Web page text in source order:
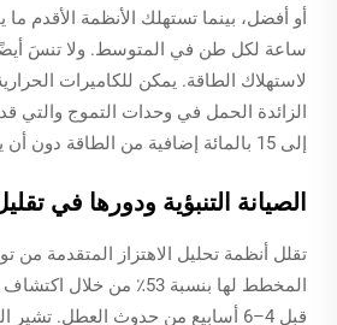
ساعة لكل طن في المتوسط. ولا تنسَ
لاستهلاك الطاقة. يمكن للكاميرات
إلى 15 بالمائة إضافية من الطاقة دون أن يلاحظها أحد.
الصيانة التنبؤية ودورها في
تقلل أنظمة تحليل الاهتزاز المتقدمة من
المخطط لها بنسبة 53٪ من
قبل 4–6 أسابيع من حدوث العطل.